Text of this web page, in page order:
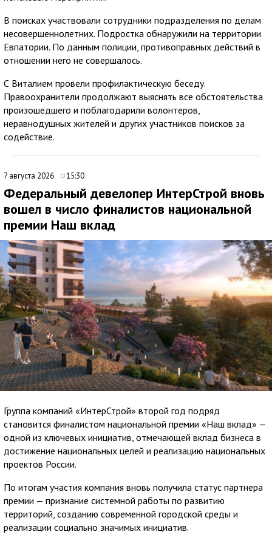
В поисках участвовали сотрудники подразделения по делам
несовершеннолетних. Подростка обнаружили на территории
Евпатории. По данным полиции, противоправных действий в
отношении него не совершалось.
С Виталием провели профилактическую беседу.
Правоохранители продолжают выяснять все обстоятельства
произошедшего и поблагодарили волонтеров,
неравнодушных жителей и других участников поисков за
содействие.
7 августа 2026 15:30
Федеральный девелопер ИнтерСтрой вновь
вошел в число финалистов национальной
премии Наш вклад
Группа компаний «ИнтерСтрой» второй год подряд
становится финалистом национальной премии «Наш вклад» —
одной из ключевых инициатив, отмечающей вклад бизнеса в
достижение национальных целей и реализацию национальных
проектов России.
По итогам участия компания вновь получила статус партнера
премии — признание системной работы по развитию
территорий, созданию современной городской среды и
реализации социально значимых инициатив.